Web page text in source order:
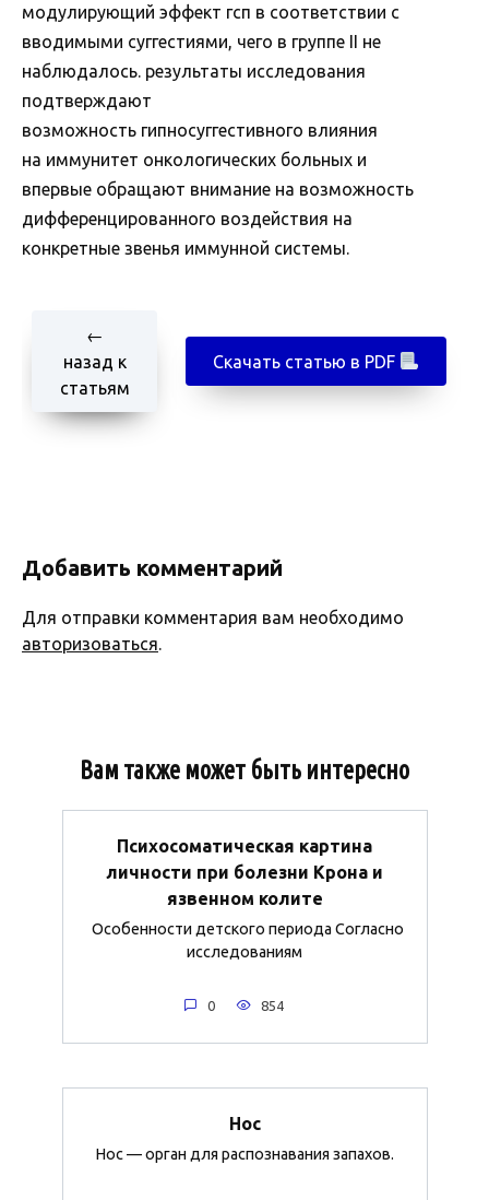
модулирующий эффект гсп в соответствии с
вводимыми суггестиями, чего в группе II не
наблюдалось. результаты исследования
подтверждают
возможность гипносуггестивного влияния
на иммунитет онкологических больных и
впервые обращают внимание на возможность
дифференцированного воздействия на
конкретные звенья иммунной системы.
←
назад к
статьям
Скачать статью в PDF
Добавить комментарий
Для отправки комментария вам необходимо
авторизоваться.
Вам также может быть интересно
Психосоматическая картина
личности при болезни Крона и
язвенном колите
Особенности детского периода Согласно
исследованиям
0 854
Нос
Нос — орган для распознавания запахов.